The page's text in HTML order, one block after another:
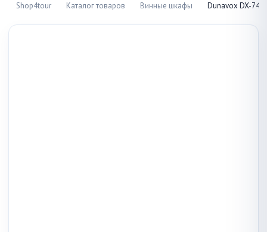
Shop4tour Каталог товаров Винные шкафы Dunavox DX-